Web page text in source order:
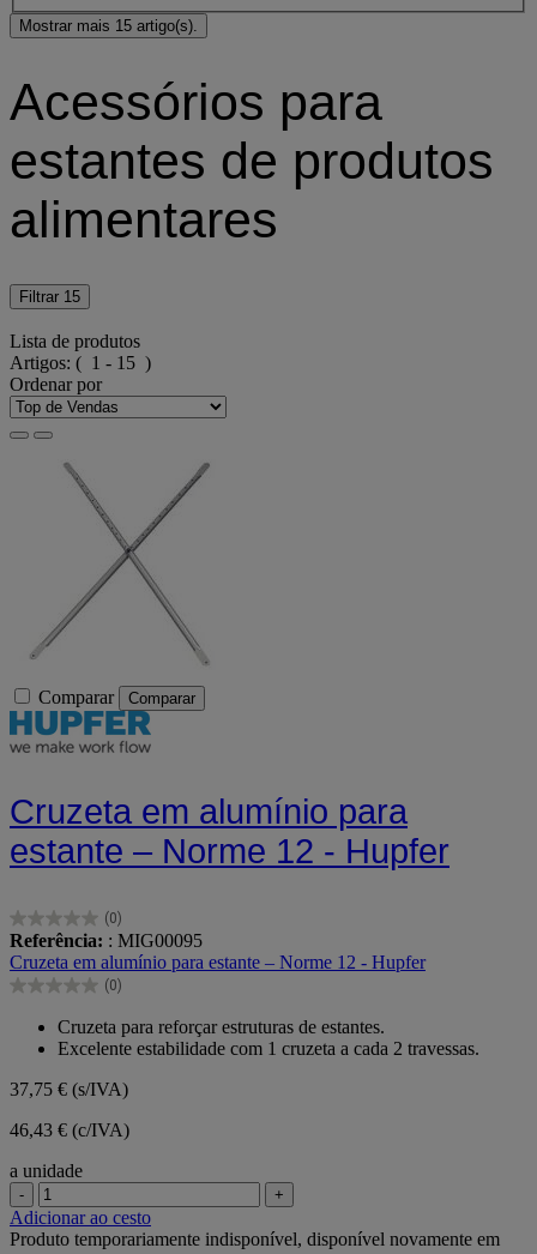
Mostrar mais 15 artigo(s).
Acessórios para
estantes de produtos
alimentares
Filtrar 15
Lista de produtos
Artigos: ( 1 - 15 )
Ordenar por
Comparar Comparar
Cruzeta em alumínio para
estante – Norme 12 - Hupfer
(0)
0.0
em
5
estrelas.
Referência: : MIG00095
Cruzeta em alumínio para estante – Norme 12 - Hupfer
(0)
0.0
estrelas.
Cruzeta para reforçar estruturas de estantes.
Excelente estabilidade com 1 cruzeta a cada 2 travessas.
37,75 € (s/IVA)
46,43 € (c/IVA)
a unidade
- +
Adicionar ao cesto
Produto temporariamente indisponível, disponível novamente em